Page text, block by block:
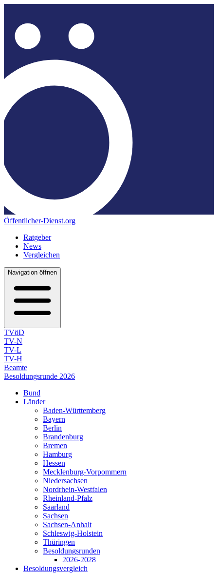
Öffentlicher-Dienst.org
Ratgeber
News
Vergleichen
Navigation öffnen
TVöD
TV-N
TV-L
TV-H
Beamte
Besoldungsrunde 2026
Bund
Länder
Baden-Württemberg
Bayern
Berlin
Brandenburg
Bremen
Hamburg
Hessen
Mecklenburg-Vorpommern
Niedersachsen
Nordrhein-Westfalen
Rheinland-Pfalz
Saarland
Sachsen
Sachsen-Anhalt
Schleswig-Holstein
Thüringen
Besoldungsrunden
2026-2028
Besoldungsvergleich